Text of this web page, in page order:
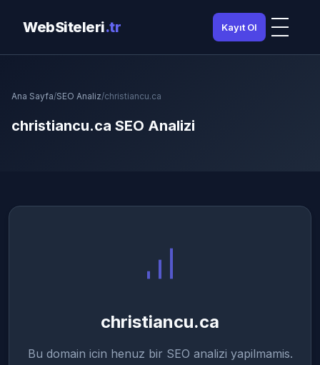
WebSiteleri.tr Kayıt Ol
Ana Sayfa/SEO Analiz/christiancu.ca
christiancu.ca SEO Analizi
christiancu.ca
Bu domain icin henuz bir SEO analizi yapilmamis.